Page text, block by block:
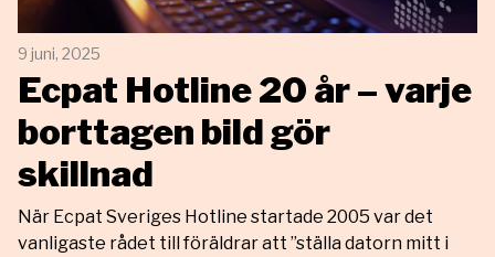
9 juni, 2025
Ecpat Hotline 20 år – varje
borttagen bild gör
skillnad
När Ecpat Sveriges Hotline startade 2005 var det
vanligaste rådet till föräldrar att ”ställa datorn mitt i